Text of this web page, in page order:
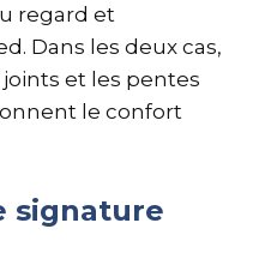
regard et
Dans les deux cas,
joints et les pentes
le confort
signature